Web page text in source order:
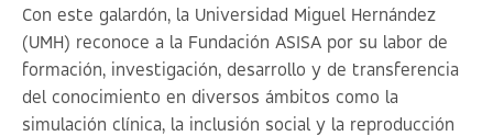
Con este galardón, la Universidad Miguel Hernández
(UMH) reconoce a la Fundación ASISA por su labor de
formación, investigación, desarrollo y de transferencia
del conocimiento en diversos ámbitos como la
simulación clínica, la inclusión social y la reproducción